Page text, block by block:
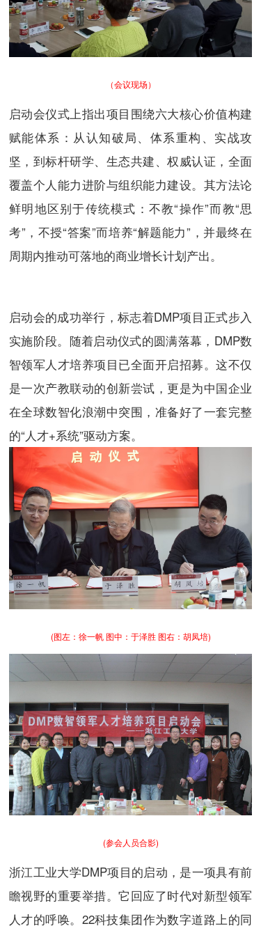
（会议现场）
启动会仪式上指出项目围绕六大核心价值构建
赋能体系：从认知破局、体系重构、实战攻
坚，到标杆研学、生态共建、权威认证，全面
覆盖个人能力进阶与组织能力建设。其方法论
鲜明地区别于传统模式：不教“操作”而教“思
考”，不授“答案”而培养“解题能力”，并最终在
周期内推动可落地的商业增长计划产出。
启动会的成功举行，标志着DMP项目正式步入
实施阶段。随着启动仪式的圆满落幕，DMP数
智领军人才培养项目已全面开启招募。这不仅
是一次产教联动的创新尝试，更是为中国企业
在全球数智化浪潮中突围，准备好了一套完整
的“人才+系统”驱动方案。
(图左：徐一帆 图中：于泽胜 图右：胡凤培)
(参会人员合影)
浙江工业大学DMP项目的启动，是一项具有前
瞻视野的重要举措。它回应了时代对新型领军
人才的呼唤。22科技集团作为数字道路上的同